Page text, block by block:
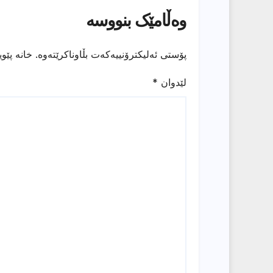
وەڵامێک بنووسە
پۆستی ئەلیکترۆنییەکەت بڵاوناکرێتەوە. خانە
لێدوان *